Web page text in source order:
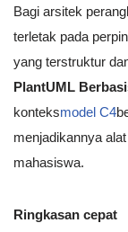
Bagi arsitek
terletak pada
yang terstruktur
PlantUML
konteksmodel C4
menjadikannya
mahasiswa.
Ringkasan cepat